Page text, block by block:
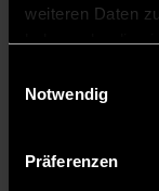
weiteren Daten
Notwendig
Präferenzen